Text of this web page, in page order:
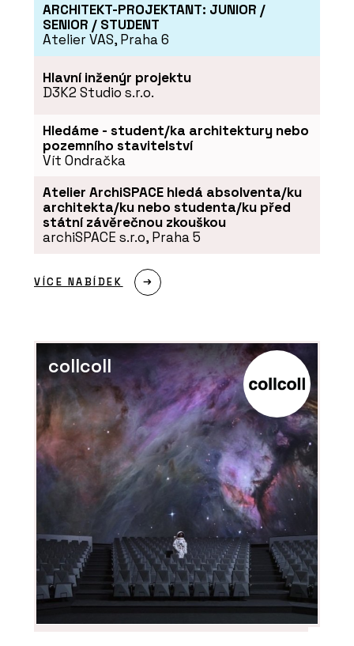
PRODUKTY
- PROFIL NÁBYTEK
PRODUKTY
Policový systém TAK - PROFIL
NÁBYTEK
PRODUKTY
Stůl MOVE ME - PROFIL NÁBYTEK
ARCHITEKT-PROJEKTANT: JUNIOR /
SENIOR / STUDENT
Atelier VAS, Praha 6
Hlavní inženýr projektu
D3K2 Studio s.r.o.
Hledáme - student/ka architektury nebo
pozemního stavitelství
Vít Ondračka
Atelier ArchiSPACE hledá absolventa/ku
architekta/ku nebo studenta/ku před
státní závěrečnou zkouškou
archiSPACE s.r.o, Praha 5
VÍCE NABÍDEK
collcoll